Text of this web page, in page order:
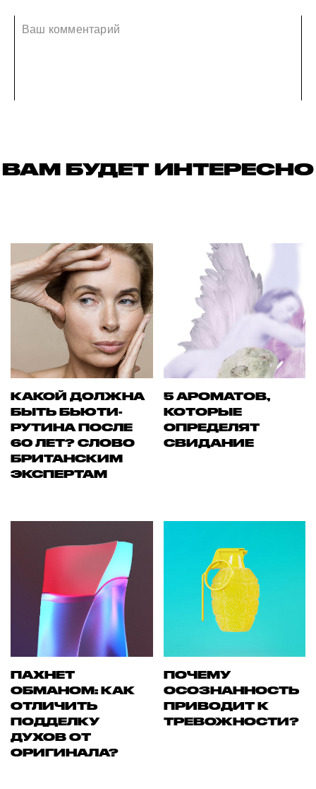
ВАМ БУДЕТ ИНТЕРЕСНО
КАКОЙ ДОЛЖНА
БЫТЬ БЬЮТИ-
РУТИНА ПОСЛЕ
60 ЛЕТ? СЛОВО
БРИТАНСКИМ
ЭКСПЕРТАМ
5 АРОМАТОВ,
КОТОРЫЕ
ОПРЕДЕЛЯТ
СВИДАНИЕ
ПАХНЕТ
ОБМАНОМ: КАК
ОТЛИЧИТЬ
ПОДДЕЛКУ
ДУХОВ ОТ
ОРИГИНАЛА?
ПОЧЕМУ
ОСОЗНАННОСТЬ
ПРИВОДИТ К
ТРЕВОЖНОСТИ?